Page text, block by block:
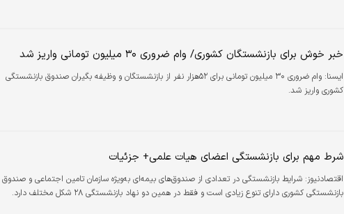
خبر خوش برای بازنشستگان کشوری/ وام ضروری ۳۰ میلیون تومانی واریز شد
ايسنا:
وام ضروری ۳۰ میلیون تومانی برای ۵۲هزار نفر از بازنشستگان و وظیفه بگیران صندوق بازنشستگی
کشوری واریز شد.
شرط مهم برای بازنشستگی اعضای هیات علمی+ جزئیات
اقتصادنیوز: شرایط بازنشستگی در تعدادی از صندوق‌های بیمه‌ای به‌ویژه سازمان تامین اجتماعی و صندوق
بازنشستگی کشوری دارای تنوع زیادی است و فقط در همین دو نهاد بازنشستگی ۲۸ شکل مختلف دارد.